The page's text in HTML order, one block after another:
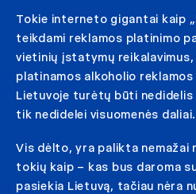
Tokie interneto gigantai kaip
teikdami reklamos platinimo
vietinių įstatymų
platinamos alkoholio
Lietuvoje turėtų būti nedidelis
tik nedidelei visuomenės daliai.
Vis dėlto, yra palikta nemažai
tokių kaip – kas bus daroma
pasiekia Lietuvą, tačiau nėra